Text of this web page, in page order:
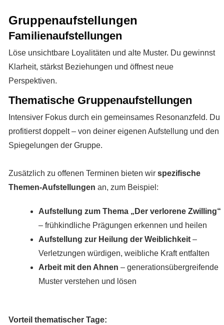
Gruppenaufstellungen
Familienaufstellungen
Löse unsichtbare Loyalitäten und alte Muster. Du gewinnst
Klarheit, stärkst Beziehungen und öffnest neue
Perspektiven.
Thematische Gruppenaufstellungen
Intensiver Fokus durch ein gemeinsames Resonanzfeld. Du
profitierst doppelt – von deiner eigenen Aufstellung und den
Spiegelungen der Gruppe.
Zusätzlich zu offenen Terminen bieten wir spezifische
Themen-Aufstellungen an, zum Beispiel:
Aufstellung zum Thema „Der verlorene Zwilling“
– frühkindliche Prägungen erkennen und heilen
Aufstellung zur Heilung der Weiblichkeit –
Verletzungen würdigen, weibliche Kraft entfalten
Arbeit mit den Ahnen – generationsübergreifende
Muster verstehen und lösen
Vorteil thematischer Tage: